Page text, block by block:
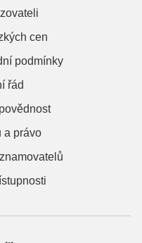
cen
podmínky
řád
a právo